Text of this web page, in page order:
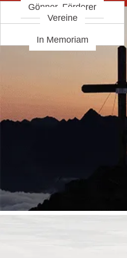
Chronik
Statuten
In Memoriam
Termine
Krippenbaukurse
Krippenbaumeister
Gönner, Förderer
Vereine